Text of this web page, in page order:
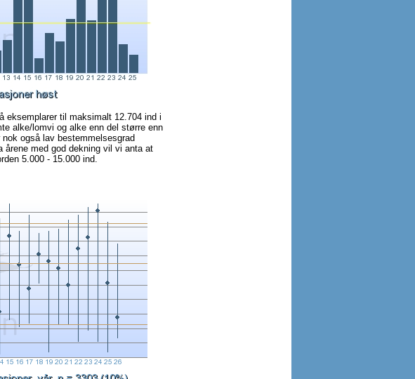
eksemplarer til maksimalt 12.704 ind i
alke/lomvi og alke enn del større enn
også lav bestemmelsesgrad
med god dekning vil vi anta at
5.000 - 15.000 ind.